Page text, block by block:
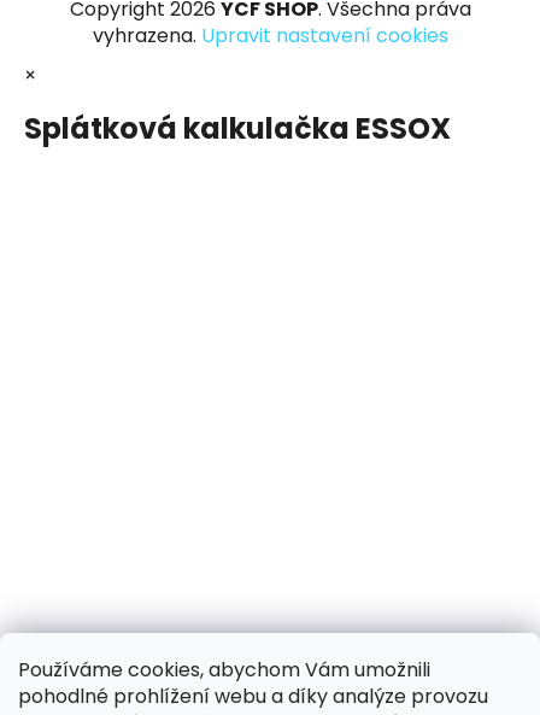
Používáme cookies, abychom Vám umožnili
pohodlné prohlížení webu a díky analýze provozu
Copyright 2026 YCF SHOP. Všechna práva
vyhrazena. Upravit nastavení cookies
×
Splátková kalkulačka ESSOX